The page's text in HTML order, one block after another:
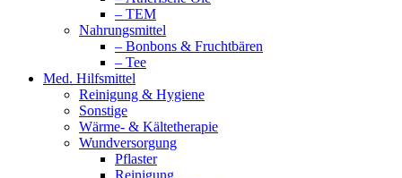
– TEM
Nahrungsmittel
– Bonbons & Fruchtbären
– Tee
Med. Hilfsmittel
Reinigung & Hygiene
Sonstige
Wärme- & Kältetherapie
Wundversorgung
Pflaster
Reinigung